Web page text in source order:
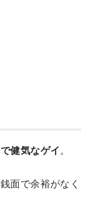
健気なゲイ。
面で余裕がなく